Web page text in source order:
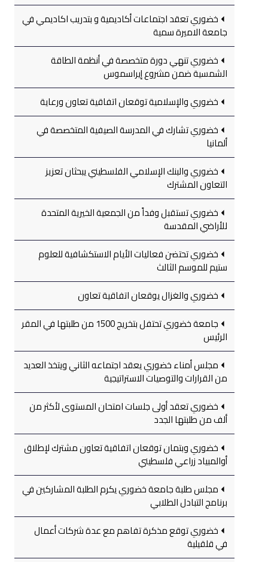
خضوري تعقد اجتماعات أكاديمية و بتدريب اكاديمي في
جامعة الاميرة سمية
خضوري تنهي دورة متخصصة في أنظمة الطاقة
الشمسية ضمن مشروع إيراسموس
خضوري والإسلامية توقعان اتفاقية تعاون ورعاية
خضوري تشارك في المدرسة الصيفية المتخصصة في
ألمانيا
خضوري والبنك الإسلامي الفلسطيني يبحثان تعزيز
التعاون المشترك
خضوري تستقبل وفداً من الجمعية الخيرية المتحدة
للأراضي المقدسة
خضوري تحتضن فعاليات الأيام الاستكشافية للعلوم
ستيم للموسم الثالث
خضوري والغزال يوقعان اتفاقية تعاون
جامعة خضوري تحتفل بتخريج 1500 من طلبتها في المقر
الرئيس
مجلس أمناء خضوري يعقد اجتماعه الثاني ويتخذ العديد
من القرارات والتوصيات الاستراتيجية
خضوري تعقد أولى جلسات امتحان المستوى لأكثر من
ألف من طلبتها الجدد
خضوري وبتمان توقعان اتفاقية تعاون مشترك لإطلاق
أوالمبياد زراعي فلسطيني
مجلس طلبة جامعة خضوري يكرم الطلبة المشاركين في
برنامج التبادل الطلابي
خضوري توقع مذكرة تفاهم مع عدة شركات أعمال
في قلقيلية